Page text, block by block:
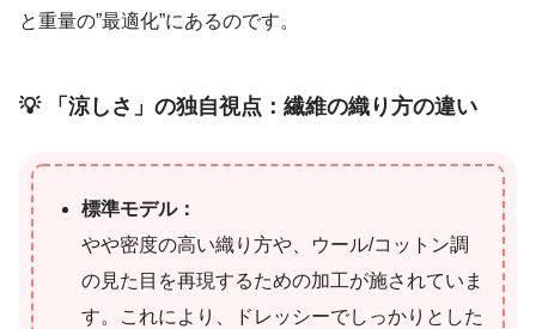
と重量の”最適化”にあるのです。
💡 「涼しさ」の独自視点：繊維の織り方の違い
標準モデル：
やや密度の高い織り方や、ウール/コットン調
の見た目を再現するための加工が施されていま
す。これにより、ドレッシーでしっかりとした